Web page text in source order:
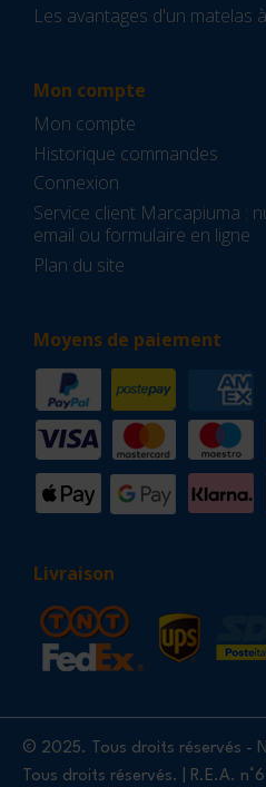
Les avantages d'un matelas
Mon compte
Mon compte
Historique commandes
Connexion
Service client Marcapiuma :
email ou formulaire en ligne
Plan du site
Moyens de paiement
Livraison
© 2025. Tous droits réservés -
Tous droits réservés. | R.E.A.